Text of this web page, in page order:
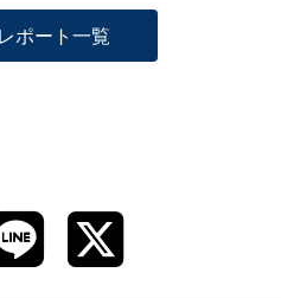
ポート一覧